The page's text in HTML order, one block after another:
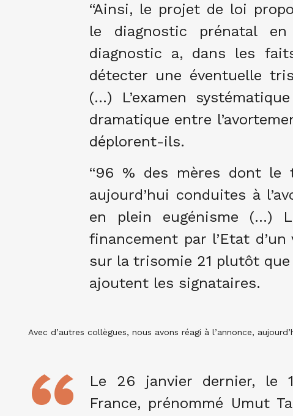
“Ainsi, le projet de loi
le diagnostic prénatal
diagnostic a, dans les
détecter une éventuelle
(…) L’examen
dramatique entre
déplorent-ils.
“96 % des mères dont
aujourd’hui conduites à
en plein eugénisme (…)
financement par l’Etat
sur la trisomie 21 plutôt que
ajoutent les signataires.
Avec d’autres collègues, nous avons réagi à l’annonce,
Le 26 janvier dernier, le
France, prénommé Umut